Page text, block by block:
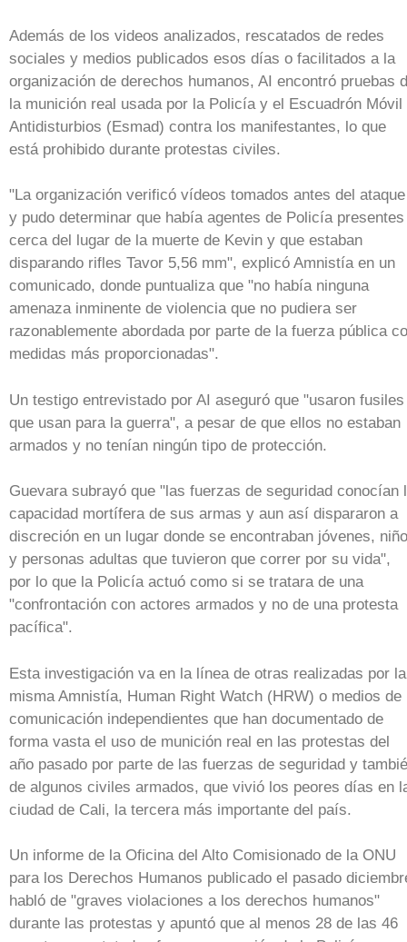
Además de los videos analizados, rescatados de redes
sociales y medios publicados esos días o facilitados a la
organización de derechos humanos, AI encontró pruebas
la munición real usada por la Policía y el Escuadrón Móvil
Antidisturbios (Esmad) contra los manifestantes, lo que
está prohibido durante protestas civiles.
"La organización verificó vídeos tomados antes del ataque
y pudo determinar que había agentes de Policía presentes
cerca del lugar de la muerte de Kevin y que estaban
disparando rifles Tavor 5,56 mm", explicó Amnistía en un
comunicado, donde puntualiza que "no había ninguna
amenaza inminente de violencia que no pudiera ser
razonablemente abordada por parte de la fuerza pública
medidas más proporcionadas".
Un testigo entrevistado por AI aseguró que "usaron fusiles
que usan para la guerra", a pesar de que ellos no estaban
armados y no tenían ningún tipo de protección.
Guevara subrayó que "las fuerzas de seguridad conocían
capacidad mortífera de sus armas y aun así dispararon a
discreción en un lugar donde se encontraban jóvenes,
y personas adultas que tuvieron que correr por su vida",
por lo que la Policía actuó como si se tratara de una
"confrontación con actores armados y no de una protesta
pacífica".
Esta investigación va en la línea de otras realizadas por la
misma Amnistía, Human Right Watch (HRW) o medios de
comunicación independientes que han documentado de
forma vasta el uso de munición real en las protestas del
año pasado por parte de las fuerzas de seguridad y
de algunos civiles armados, que vivió los peores días en
ciudad de Cali, la tercera más importante del país.
Un informe de la Oficina del Alto Comisionado de la ONU
para los Derechos Humanos publicado el pasado
habló de "graves violaciones a los derechos humanos"
durante las protestas y apuntó que al menos 28 de las 46